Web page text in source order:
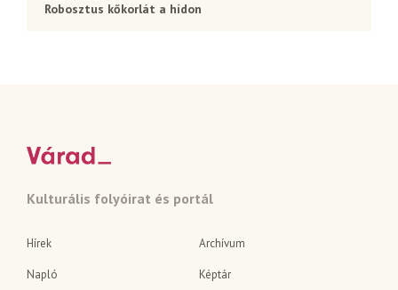
Robosztus kőkorlát a hídon
Kulturális folyóirat és portál
Hírek
Napló
Archívum
Képtár